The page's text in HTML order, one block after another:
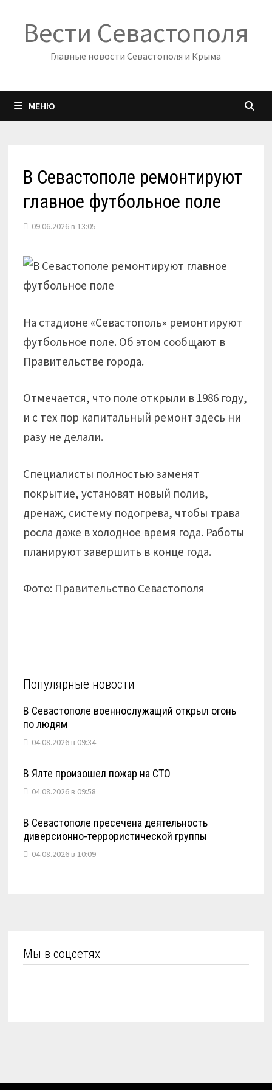
содержимому
Вести Севастополя
Главные новости Севастополя и Крыма
МЕНЮ
В Севастополе ремонтируют
главное футбольное поле
09.06.2026 в 13:05
На стадионе «Севастополь» ремонтируют
футбольное поле. Об этом сообщают в
Правительстве города.
Отмечается, что поле открыли в 1986 году,
и с тех пор капитальный ремонт здесь ни
разу не делали.
Специалисты полностью заменят
покрытие, установят новый полив,
дренаж, систему подогрева, чтобы трава
росла даже в холодное время года. Работы
планируют завершить в конце года.
Фото: Правительство Севастополя
Популярные новости
В Севастополе военнослужащий открыл огонь
по людям
04.08.2026 в 09:34
В Ялте произошел пожар на СТО
04.08.2026 в 09:58
В Севастополе пресечена деятельность
диверсионно-террористической группы
04.08.2026 в 10:09
Мы в соцсетях